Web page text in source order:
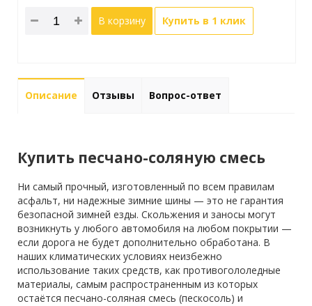
В корзину Купить в 1 клик
Описание Отзывы Вопрос-ответ
Купить песчано-соляную смесь
Ни самый прочный, изготовленный по всем правилам
асфальт, ни надежные зимние шины — это не гарантия
безопасной зимней езды. Скольжения и заносы могут
возникнуть у любого автомобиля на любом покрытии —
если дорога не будет дополнительно обработана. В
наших климатических условиях неизбежно
использование таких средств, как противогололедные
материалы, самым распространенным из которых
остаётся песчано-соляная смесь (пескосоль) и